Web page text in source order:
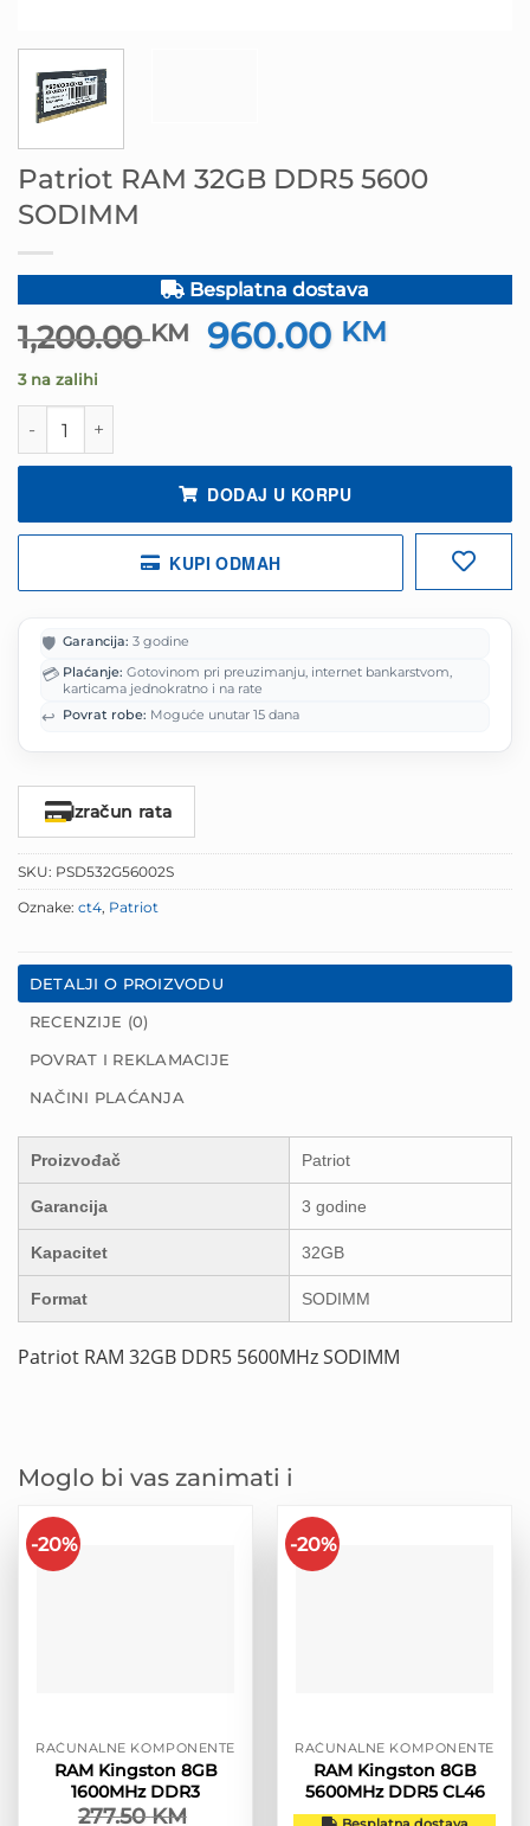
Patriot RAM 32GB DDR5 5600
SODIMM
Besplatna dostava
1,200.00KM
Izvorna
cijena
960.00 KM
3 na zalihi
Patriot RAM 32GB DDR5 5600 SODIMM količina
DODAJ U KORPU
KUPI ODMAH
🛡️ Garancija: 3 godine
💳 Plaćanje: Gotovinom pri preuzimanju, internet bankarstvom,
karticama jednokratno i na rate
↩️ Povrat robe: Moguće unutar 15 dana
Izračun rata
SKU: PSD532G56002S
Oznake: ct4, Patriot
DETALJI O PROIZVODU
RECENZIJE (0)
POVRAT I REKLAMACIJE
NAČINI PLAĆANJA
Proizvođač Patriot
Garancija 3 godine
Kapacitet 32GB
Format SODIMM
Patriot RAM 32GB DDR5 5600MHz SODIMM
Moglo bi vas zanimati i
-20%
RAČUNALNE KOMPONENTE
RAM Kingston 8GB
1600MHz DDR3
277.50KM
-20%
RAČUNALNE KOMPONENTE
RAM Kingston 8GB
5600MHz DDR5 CL46